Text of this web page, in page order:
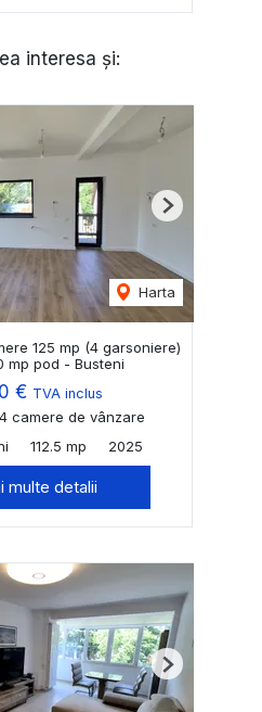
interesa și:
Harta
Next
125 mp (4 garsoniere)
mp pod - Busteni
€ TVA inclus
camere de vânzare
112.5 mp 2025
multe detalii
Next